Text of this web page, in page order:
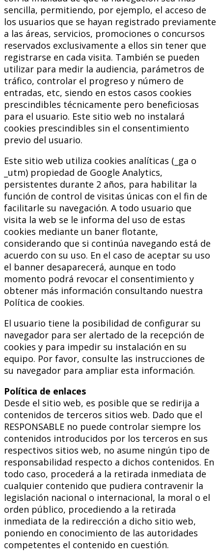
sencilla, permitiendo, por ejemplo, el acceso de
los usuarios que se hayan registrado previamente
a las áreas, servicios, promociones o concursos
reservados exclusivamente a ellos sin tener que
registrarse en cada visita. También se pueden
utilizar para medir la audiencia, parámetros de
tráfico, controlar el progreso y número de
entradas, etc, siendo en estos casos cookies
prescindibles técnicamente pero beneficiosas
para el usuario. Este sitio web no instalará
cookies prescindibles sin el consentimiento
previo del usuario.
Este sitio web utiliza cookies analíticas (_ga o
_utm) propiedad de Google Analytics,
persistentes durante 2 años, para habilitar la
función de control de visitas únicas con el fin de
facilitarle su navegación. A todo usuario que
visita la web se le informa del uso de estas
cookies mediante un baner flotante,
considerando que si continúa navegando está de
acuerdo con su uso. En el caso de aceptar su uso
el banner desaparecerá, aunque en todo
momento podrá revocar el consentimiento y
obtener más información consultando nuestra
Política de cookies.
El usuario tiene la posibilidad de configurar su
navegador para ser alertado de la recepción de
cookies y para impedir su instalación en su
equipo. Por favor, consulte las instrucciones de
su navegador para ampliar esta información.
Política de enlaces
Desde el sitio web, es posible que se redirija a
contenidos de terceros sitios web. Dado que el
RESPONSABLE no puede controlar siempre los
contenidos introducidos por los terceros en sus
respectivos sitios web, no asume ningún tipo de
responsabilidad respecto a dichos contenidos. En
todo caso, procederá a la retirada inmediata de
cualquier contenido que pudiera contravenir la
legislación nacional o internacional, la moral o el
orden público, procediendo a la retirada
inmediata de la redirección a dicho sitio web,
poniendo en conocimiento de las autoridades
competentes el contenido en cuestión.